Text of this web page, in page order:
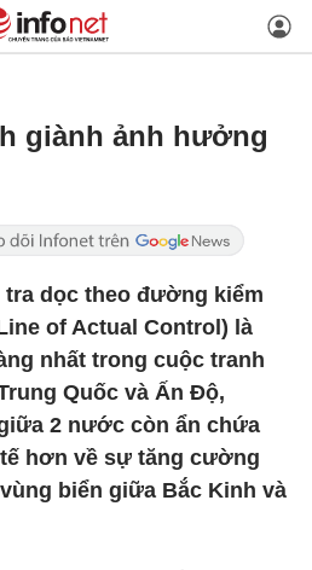
giành ảnh hưởng
dọc theo đường kiểm
of Actual Control) là
nhất trong cuộc tranh
Quốc và Ấn Độ,
2 nước còn ẩn chứa
hơn về sự tăng cường
biển giữa Bắc Kinh và